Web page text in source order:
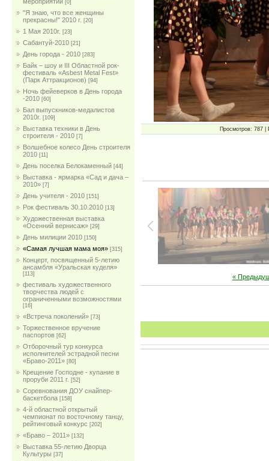
[0]
"Я знаю, что все женщины
прекрасны!" 2010 г. [20]
1 Мая 2010г. [23]
Сабантуй-2010 [21]
День города - 2010 [283]
Байк – шоу и III Областной рок-
фестиваль «Asbest Metal Fest»
(Парк Аттракционов) [94]
Ночь фейеверков в День города
-2010 [60]
Бал выпускников-медалистов
2010г. [109]
Выставка техники в День
строителя - 2010 [7]
Волшебное колесо День строителя
2010 [11]
День поселка Белокаменный [44]
Выставка - ярмарка «Сад и дача –
2010» [7]
День учителя - 2010 [151]
Рок фестиваль 30.10.2010 [13]
Художественная выставка
«Осенний вернисаж» [29]
День милиции 2010 [150]
«Самая лучшая мама моя» [315]
Концерт, посвященный 5-летию
ансамбля «Уральская куделя»
[113]
фестиваль художественного
творчества людей с
ограниченными возможностями
[16]
«Встреча поколений» [73]
Торжественное вручение
паспортов [62]
Отборочный тур конкурса
исполнителей эстрадной песни
«Браво-2011» [80]
Крещение Господне - купание в
проруби 2011 г. [52]
Соревнования ДОУ снайпер-
баскетбола [158]
4-й областной открытый
чемпионат по восточному танцу,
рейтинговый конкурс [202]
«Браво – 2011» [132]
Выставка 55-летию Дворца
Культуры [37]
Просмотров: 787 |
«